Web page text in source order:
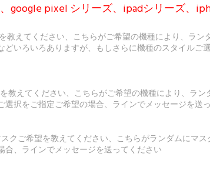
google pixel シリーズ、ipadシリーズ、
えてください、こちらがご希望の機種により、ラン
いろいろありますが、もしさらに機種のスタイルご
教えてください、こちらがご希望の機種により、ラン
択をご指定ご希望の場合、ラインでメッセージを送
クご希望を教えてください、こちらがランダムにマ
、ラインでメッセージを送ってください